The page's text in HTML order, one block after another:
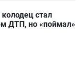
стал
ДТП, но «поймал»